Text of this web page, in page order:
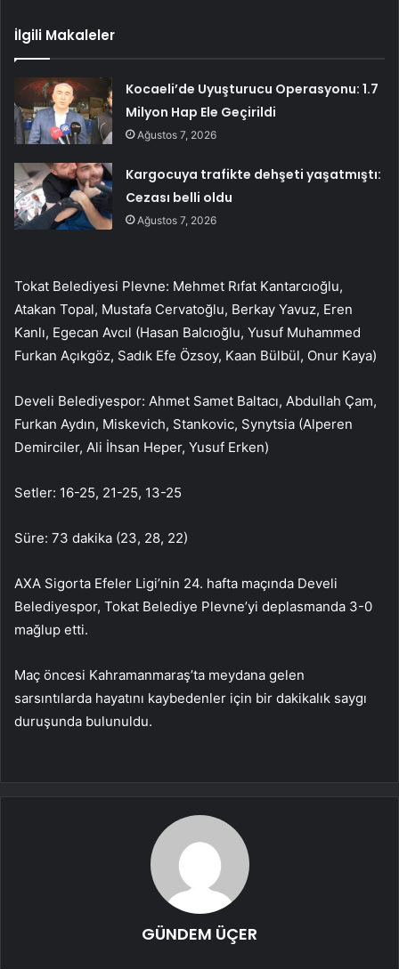
İlgili Makaleler
Kocaeli’de Uyuşturucu Operasyonu: 1.7
Milyon Hap Ele Geçirildi
Ağustos 7, 2026
Kargocuya trafikte dehşeti yaşatmıştı:
Cezası belli oldu
Ağustos 7, 2026
Tokat Belediyesi Plevne: Mehmet Rıfat Kantarcıoğlu,
Atakan Topal, Mustafa Cervatoğlu, Berkay Yavuz, Eren
Kanlı, Egecan Avcıl (Hasan Balcıoğlu, Yusuf Muhammed
Furkan Açıkgöz, Sadık Efe Özsoy, Kaan Bülbül, Onur Kaya)
Develi Belediyespor: Ahmet Samet Baltacı, Abdullah Çam,
Furkan Aydın, Miskevich, Stankovic, Synytsia (Alperen
Demirciler, Ali İhsan Heper, Yusuf Erken)
Setler: 16-25, 21-25, 13-25
Süre: 73 dakika (23, 28, 22)
AXA Sigorta Efeler Ligi’nin 24. hafta maçında Develi
Belediyespor, Tokat Belediye Plevne’yi deplasmanda 3-0
mağlup etti.
Maç öncesi Kahramanmaraş’ta meydana gelen
sarsıntılarda hayatını kaybedenler için bir dakikalık saygı
duruşunda bulunuldu.
GÜNDEM ÜÇER